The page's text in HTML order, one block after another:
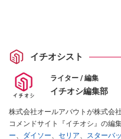
イチオシスト
ライター / 編集
イチオシ編集部
株式会社オールアバウトが株式会
コメンドサイト『イチオシ』の編集
ー、 ダイソー、 セリア、 スターバ